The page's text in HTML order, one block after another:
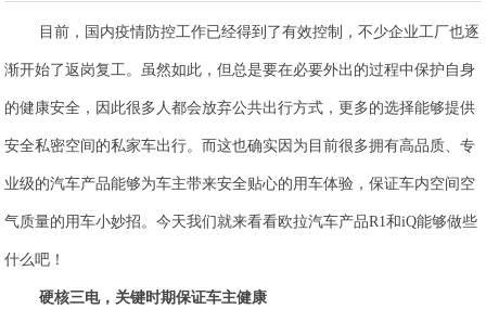
目前，国内疫情防控工作已经得到了有效控制，不少企业工厂也逐
渐开始了返岗复工。虽然如此，但总是要在必要外出的过程中保护自身
的健康安全，因此很多人都会放弃公共出行方式，更多的选择能够提供
安全私密空间的私家车出行。而这也确实因为目前很多拥有高品质、专
业级的汽车产品能够为车主带来安全贴心的用车体验，保证车内空间空
气质量的用车小妙招。今天我们就来看看欧拉汽车产品R1和iQ能够做些
什么吧！
硬核三电，关键时期保证车主健康